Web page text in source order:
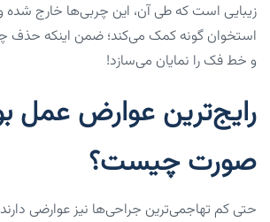
زیبایی است که طی آن، این چربی‌ها خارج
استخوان گونه کمک می‌کند؛ ضمن اینکه حذف
و خط فک را نمایان می‌سازد!
رایج‌ترین عوارض عمل
صورت چیست؟
حتی کم تهاجمی‌ترین جراحی‌ها نیز عوارضی